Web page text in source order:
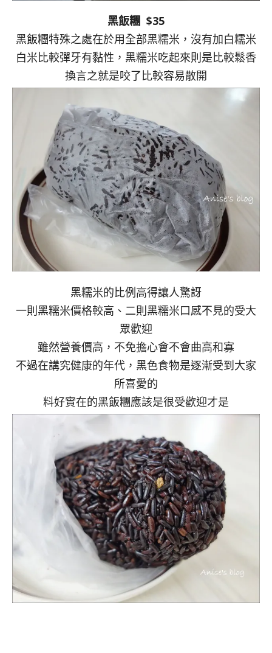
黑飯糰 $35
黑飯糰特殊之處在於用全部黑糯米，沒有加白糯米
白米比較彈牙有黏性，黑糯米吃起來則是比較鬆香
換言之就是咬了比較容易散開
黑糯米的比例高得讓人驚訝
一則黑糯米價格較高、二則黑糯米口感不見的受大
眾歡迎
雖然營養價高，不免擔心會不會曲高和寡
不過在講究健康的年代，黑色食物是逐漸受到大家
所喜愛的
料好實在的黑飯糰應該是很受歡迎才是